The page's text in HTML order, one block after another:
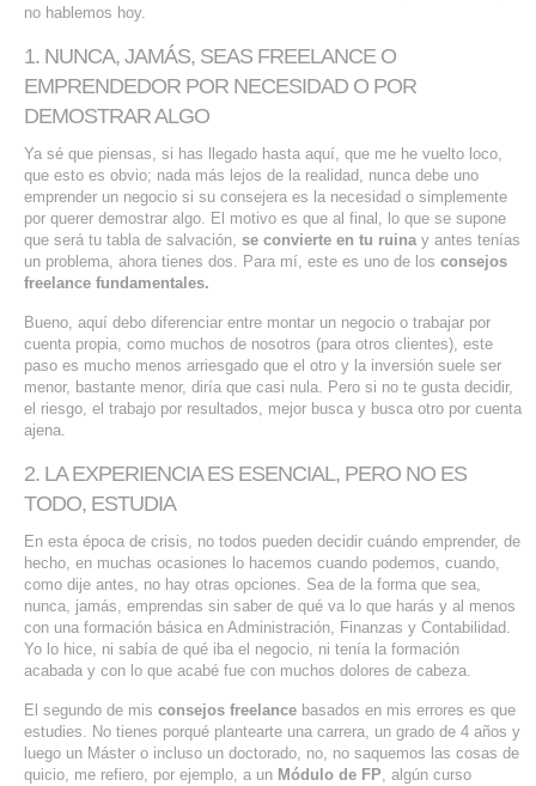
MARKETING DIGITAL
EMAIL MARKETING
SERVICIOS DE TI
ASESORÍA TECNOLÓGICA
TRANSFORMACIÓN DIGITAL
PORTAFOLIO
BLOG
CONTACTO
no hablemos hoy.
1. NUNCA, JAMÁS, SEAS FREELANCE O
EMPRENDEDOR POR NECESIDAD O POR
DEMOSTRAR ALGO
Ya sé que piensas, si has llegado hasta aquí, que me he vuelto loco,
que esto es obvio; nada más lejos de la realidad, nunca debe uno
emprender un negocio si su consejera es la necesidad o simplemente
por querer demostrar algo. El motivo es que al final, lo que se supone
que será tu tabla de salvación, se convierte en tu ruinay antes tenías
un problema, ahora tienes dos. Para mí, este es uno de los consejos
freelance fundamentales.
Bueno, aquí debo diferenciar entre montar un negocio o trabajar por
cuenta propia, como muchos de nosotros (para otros clientes), este
paso es mucho menos arriesgado que el otro y la inversión suele ser
menor, bastante menor, diría que casi nula. Pero si no te gusta decidir,
el riesgo, el trabajo por resultados, mejor busca y busca otro por cuenta
ajena.
2. LA EXPERIENCIA ES ESENCIAL, PERO NO ES
TODO, ESTUDIA
En esta época de crisis, no todos pueden decidir cuándo emprender, de
hecho, en muchas ocasiones lo hacemos cuando podemos, cuando,
como dije antes, no hay otras opciones. Sea de la forma que sea,
nunca, jamás, emprendas sin saber de qué va lo que harás y al menos
con una formación básica en Administración, Finanzas y Contabilidad.
Yo lo hice, ni sabía de qué iba el negocio, ni tenía la formación
acabada y con lo que acabé fue con muchos dolores de cabeza.
El segundo de mis consejos freelance basados en mis errores es que
estudies. No tienes porqué plantearte una carrera, un grado de 4 años y
luego un Máster o incluso un doctorado, no, no saquemos las cosas de
quicio, me refiero, por ejemplo, a un Módulo de FP, algún curso